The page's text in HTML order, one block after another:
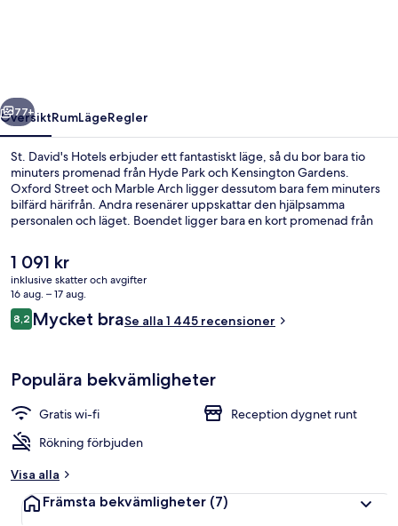
Nästa
77+
ÖversiktRumLägeRegler
St. David's Hotels erbjuder ett fantastiskt läge, så du bor bara tio
minuters promenad från Hyde Park och Kensington Gardens.
Oxford Street och Marble Arch ligger dessutom bara fem minuters
bilfärd härifrån. Andra resenärer uppskattar den hjälpsamma
personalen och läget. Boendet ligger bara en kort promenad från
minuter att gå och till Lancaster Gate Underground Station är det 8
minuter.
Det
nuvarande
priset
är
1 091 kr
1 091 kr
inklusive skatter och avgifter
16 aug. – 17 aug.
Recensioner
8,28,2 av 10,
Mycket braSe alla 1 445 recensioner
Populära bekvämligheter
Gratis wi-fi
Reception dygnet runt
Rökning förbjuden
Visa alla
Främsta bekvämligheter (7)